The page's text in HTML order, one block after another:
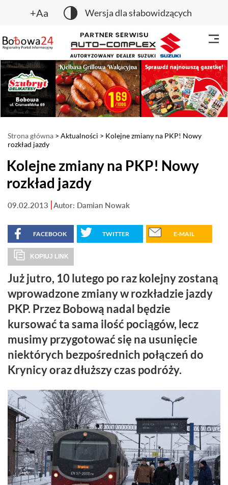
+Aa Wersja dla słabowidzących
Strona główna > Aktualności > Kolejne zmiany na PKP! Nowy
rozkład jazdy
Kolejne zmiany na PKP! Nowy
rozkład jazdy
09.02.2013 Autor: Damian Nowak
FACEBOOK TWITTER E-MAIL
KOPIUJ LINK
Już jutro, 10 lutego po raz kolejny zostaną
wprowadzone zmiany w rozkładzie jazdy
PKP. Przez Bobową nadal będzie
kursować ta sama ilość pociągów, lecz
musimy przygotować się na usunięcie
niektórych bezpośrednich połączeń do
Krynicy oraz dłuższy czas podróży.